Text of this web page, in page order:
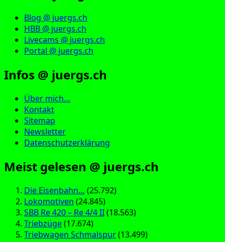
Blog @ juergs.ch
HBB @ juergs.ch
Livecams @ juergs.ch
Portal @ juergs.ch
Infos @ juergs.ch
Über mich…
Kontakt
Sitemap
Newsletter
Datenschutzerklärung
Meist gelesen @ juergs.ch
Die Eisenbahn… (25.792)
Lokomotiven (24.845)
SBB Re 420 – Re 4/4 II(18.563)
Triebzüge(17.674)
Triebwagen Schmalspur(13.499)